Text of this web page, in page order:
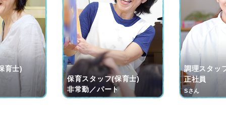
育士)
保育スタッフ(保育士)
非常勤／パート
調理スタッ
正社員
Sさん